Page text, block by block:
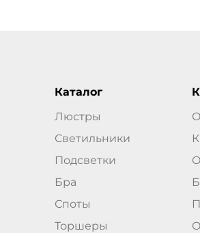
Каталог
Люстры
Светильники
Подсветки
Бра
Споты
Торшеры